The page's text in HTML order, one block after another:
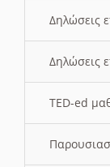
Δηλώσεις
Δηλώσεις
TED-ed